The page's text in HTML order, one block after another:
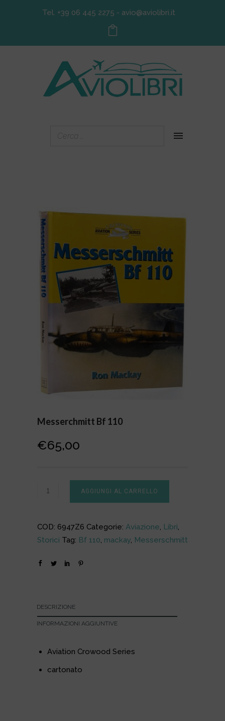
Tel. +39 06 445 2275 - avio@aviolibri.it
Messerchmitt Bf 110
€65,00
AGGIUNGI AL CARRELLO
COD: 6947Z6 Categorie: Aviazione, Libri,
Storici Tag: Bf 110, mackay, Messerschmitt
DESCRIZIONE
INFORMAZIONI AGGIUNTIVE
Aviation Crowood Series
cartonato